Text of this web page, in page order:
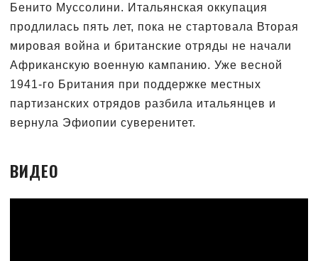
Бенито Муссолини. Итальянская оккупация
продлилась пять лет, пока не стартовала Вторая
мировая война и британские отряды не начали
Африканскую военную кампанию. Уже весной
1941-го Британия при поддержке местных
партизанских отрядов разбила итальянцев и
вернула Эфиопии суверенитет.
ВИДЕО